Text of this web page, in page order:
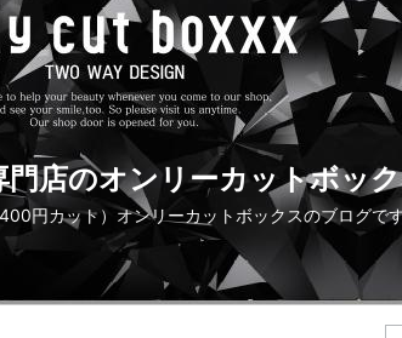
店のオンリーカットボッ
円カット）オンリーカットボックスのブログです